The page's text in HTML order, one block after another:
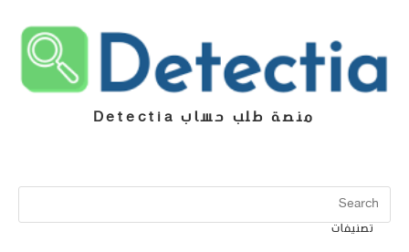
منصة طلب حساب Detectia
تصنيفات